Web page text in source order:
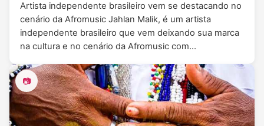
Artista independente brasileiro vem se destacando no
cenário da Afromusic Jahlan Malik, é um artista
independente brasileiro que vem deixando sua marca
na cultura e no cenário da Afromusic com…
📷